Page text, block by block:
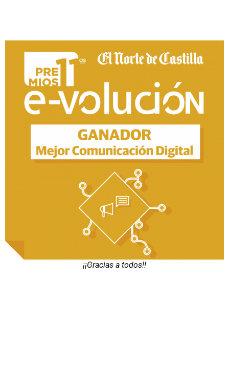
¡¡Gracias a todos!!